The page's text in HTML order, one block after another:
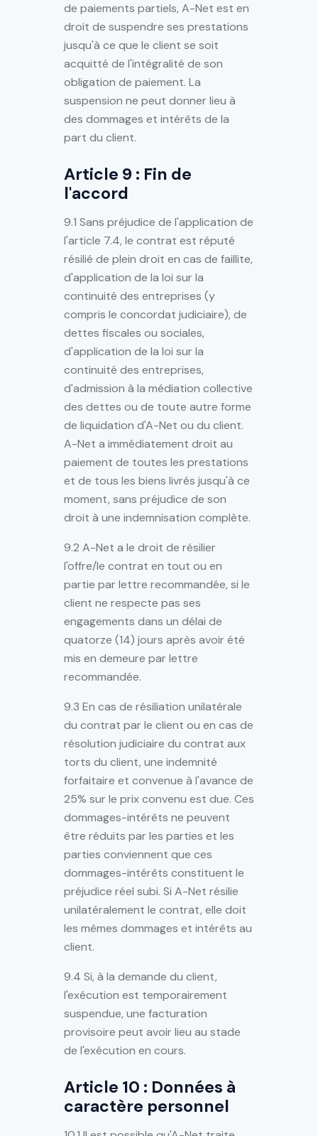
de paiements partiels, A-Net est en
droit de suspendre ses prestations
jusqu'à ce que le client se soit
acquitté de l'intégralité de son
obligation de paiement. La
suspension ne peut donner lieu à
des dommages et intérêts de la
part du client.
Article 9 : Fin de
l'accord
9.1 Sans préjudice de l'application de
l'article 7.4, le contrat est réputé
résilié de plein droit en cas de faillite,
d'application de la loi sur la
continuité des entreprises (y
compris le concordat judiciaire), de
dettes fiscales ou sociales,
d'application de la loi sur la
continuité des entreprises,
d'admission à la médiation collective
des dettes ou de toute autre forme
de liquidation d'A-Net ou du client.
A-Net a immédiatement droit au
paiement de toutes les prestations
et de tous les biens livrés jusqu'à ce
moment, sans préjudice de son
droit à une indemnisation complète.
9.2 A-Net a le droit de résilier
l'offre/le contrat en tout ou en
partie par lettre recommandée, si le
client ne respecte pas ses
engagements dans un délai de
quatorze (14) jours après avoir été
mis en demeure par lettre
recommandée.
9.3 En cas de résiliation unilatérale
du contrat par le client ou en cas de
résolution judiciaire du contrat aux
torts du client, une indemnité
forfaitaire et convenue à l'avance de
25% sur le prix convenu est due. Ces
dommages-intérêts ne peuvent
être réduits par les parties et les
parties conviennent que ces
dommages-intérêts constituent le
préjudice réel subi. Si A-Net résilie
unilatéralement le contrat, elle doit
les mêmes dommages et intérêts au
client.
9.4 Si, à la demande du client,
l'exécution est temporairement
suspendue, une facturation
provisoire peut avoir lieu au stade
de l'exécution en cours.
Article 10 : Données à
caractère personnel